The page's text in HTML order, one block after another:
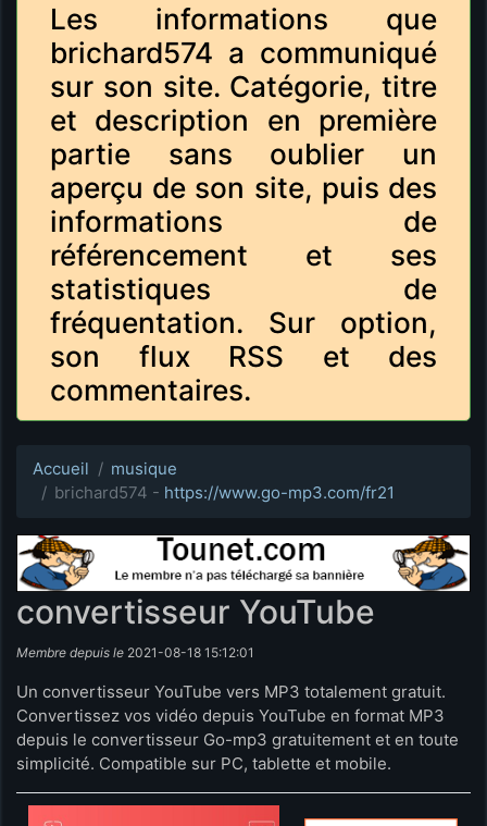
Les informations que
brichard574 a communiqué
sur son site. Catégorie, titre
et description en première
partie sans oublier un
aperçu de son site, puis des
informations de
référencement et ses
statistiques de
fréquentation. Sur option,
son flux RSS et des
commentaires.
Accueil
musique
brichard574 - https://www.go-mp3.com/fr21
convertisseur YouTube
Membre depuis le 2021-08-18 15:12:01
Un convertisseur YouTube vers MP3 totalement gratuit.
Convertissez vos vidéo depuis YouTube en format MP3
depuis le convertisseur Go-mp3 gratuitement et en toute
simplicité. Compatible sur PC, tablette et mobile.